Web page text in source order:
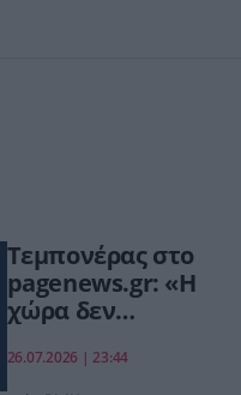
Τεμπονέρας στο
pagenews.gr: «Η
χώρα δεν
χαμένη
26.07.2026 | 23:44